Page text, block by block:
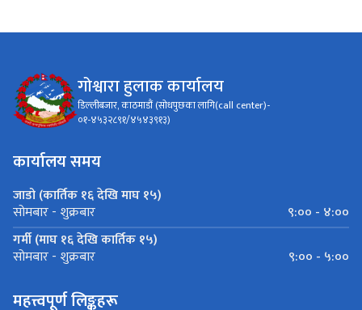
गोश्वारा हुलाक कार्यालय
डिल्लीबजार, काठमाडौं (सोधपुछका लागि(call center)-
०१-४५३२८९१/४५४३९१३)
कार्यालय समय
जाडो (कार्तिक १६ देखि माघ १५)
सोमबार - शुक्रबार
९:०० - ४:००
गर्मी (माघ १६ देखि कार्तिक १५)
सोमबार - शुक्रबार ९:०० - ५:००
महत्त्वपूर्ण लिङ्कहरू